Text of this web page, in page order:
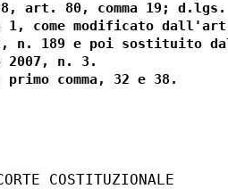
art. 80, comma 19;
1, come modificato
n. 189 e poi sostituito
2007, n. 3.
COSTITUZIONALE